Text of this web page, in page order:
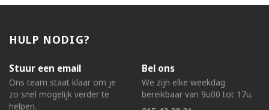
HULP NODIG?
Stuur een email
Ons team staat klaar om je
zo snel mogelijk verder te
helpen.
Bel ons
We zijn elke weekdag
bereikbaar van 9u00 tot 17u.